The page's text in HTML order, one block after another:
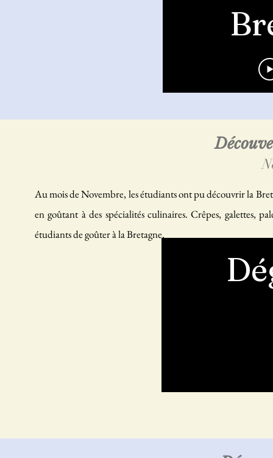
Au mois de Novembre, les étudiants ont pu découvrir la
en goûtant à des spécialités culinaires. Crêpes, galettes,
étudiants de goûter à la Bretagne.